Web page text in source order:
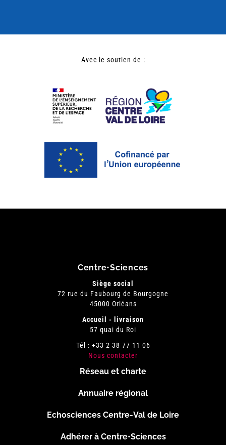
Avec le soutien de :
Centre•Sciences
Siège social
72 rue du Faubourg de Bourgogne
45000 Orléans
Accueil - livraison
57 quai du Roi
Tél : +33 2 38 77 11 06
Nous contacter
Réseau et charte
Annuaire régional
Echosciences Centre-Val de Loire
Adhérer à Centre•Sciences